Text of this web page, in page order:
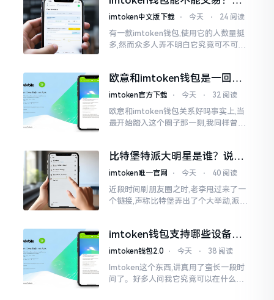
文说清楚
imtoken中文版下载 ⋅ 今天 ⋅ 24 阅读
有一款imtoken钱包,使用它的人数量挺
多,然而众多人弄不明白它究竟可不可以
存钱罐与菜市场那般
欧意和imtoken钱包是一回事
吗？搞清楚了再装钱包
imtoken官方下载 ⋅ 今天 ⋅ 32 阅读
欧意和imtoken钱包关系好吗事实上,当
最开始踏入这个圈子那一刻,我同样曾因
推移才逐渐明晰
比特堡特派大明星是谁？说实
话，我真没搞明白
imtoken唯一官网 ⋅ 今天 ⋅ 40 阅读
近段时间刷朋友圈之时,老李甩过来了一
个链接,声称比特堡弄出了个大举动,派遣
磅”、“首发”、“独家”
imtoken钱包支持哪些设备？
手机电脑都能用
imtoken钱包2.0 ⋅ 今天 ⋅ 38 阅读
Imtoken这个东西,讲真用了蛮长一段时
间了。好多人问我它究竟可以在什么设